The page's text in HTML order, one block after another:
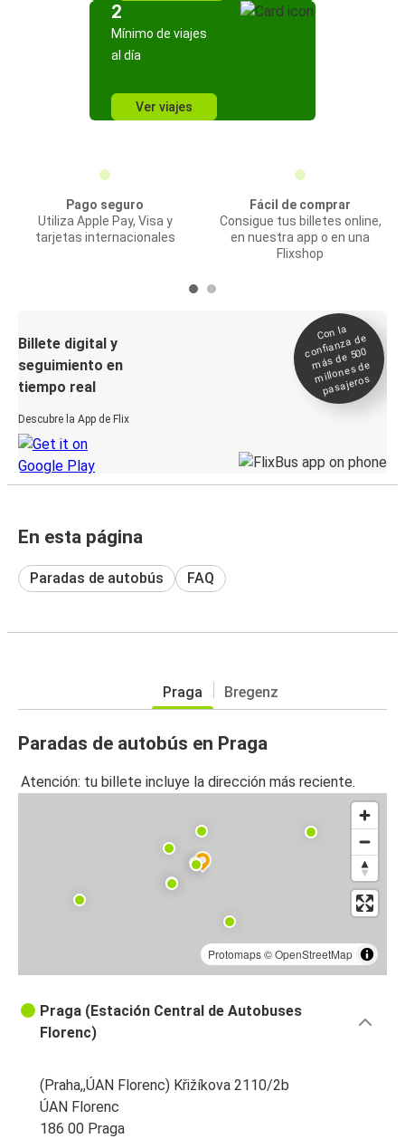
2
Mínimo de viajes
al día
Ver viajes
Pago seguro
Utiliza Apple Pay, Visa y
tarjetas internacionales
Fácil de comprar
Consigue tus billetes online,
en nuestra app o en una
Flixshop
Billete digital y
seguimiento en
tiempo real
Descubre la App de Flix
Con la
confianza de
más de 500
millones de
pasajeros
En esta página
Paradas de autobús FAQ
Praga Bregenz
Paradas de autobús en Praga
Atención: tu billete incluye la dirección más reciente.
Protomaps©OpenStreetMap
Praga (Estación Central de Autobuses
Florenc)
(Praha,,ÚAN Florenc) Křižíkova 2110/2b
ÚAN Florenc
186 00 Praga